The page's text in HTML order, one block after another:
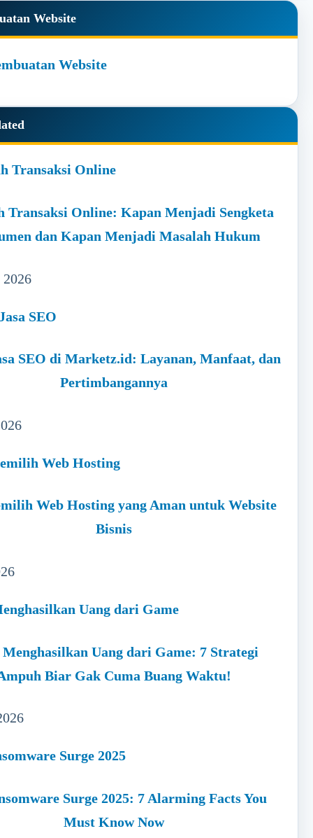
Website
Transaksi Online: Kapan Menjadi Sengketa
dan Kapan Menjadi Masalah Hukum
SEO di Marketz.id: Layanan, Manfaat, dan
Pertimbangannya
Web Hosting yang Aman untuk Website
Bisnis
Uang dari Game: 7 Strategi
Biar Gak Cuma Buang Waktu!
Surge 2025: 7 Alarming Facts You
Must Know Now